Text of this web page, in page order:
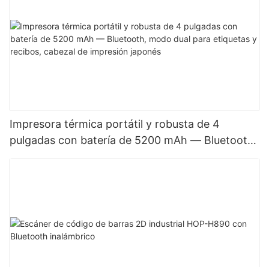
Impresora térmica portátil y robusta de 4
pulgadas con batería de 5200 mAh — Bluetooth,
modo dual para etiquetas y recibos, cabezal de